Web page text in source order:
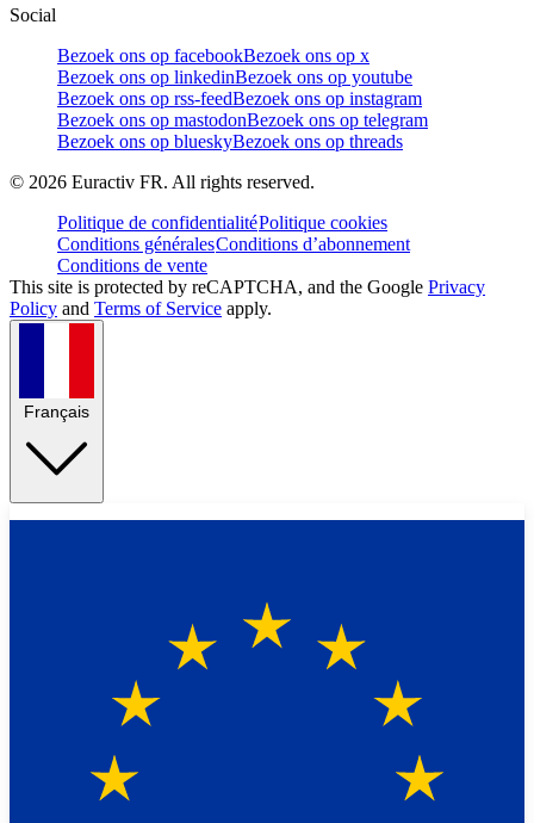
Social
Bezoek ons op facebookBezoek ons op x
Bezoek ons op linkedinBezoek ons op youtube
Bezoek ons op rss-feedBezoek ons op instagram
Bezoek ons op mastodonBezoek ons op telegram
Bezoek ons op blueskyBezoek ons op threads
© 2026 Euractiv FR. All rights reserved.
Politique de confidentialitéPolitique cookies
Conditions généralesConditions d’abonnement
Conditions de vente
This site is protected by reCAPTCHA, and the Google Privacy
Policy and Terms of Service apply.
Français